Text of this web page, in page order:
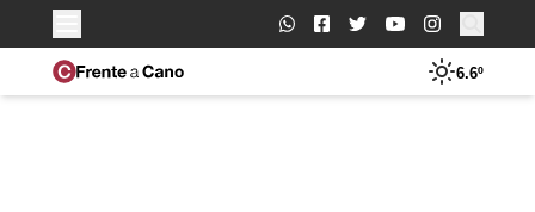
Buscar:
6.6º